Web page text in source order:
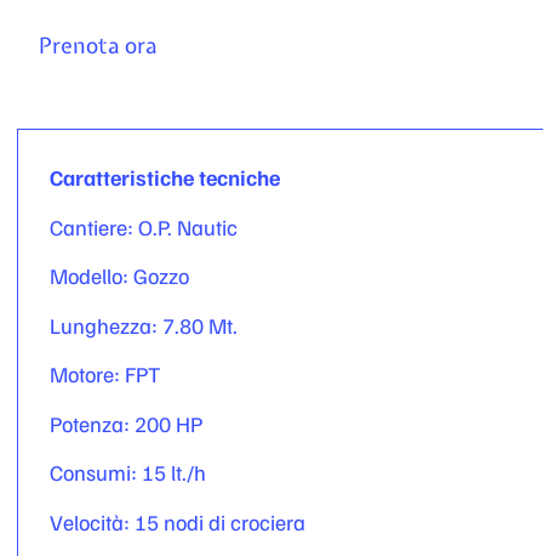
Prenota ora
Caratteristiche tecniche
Cantiere: O.P. Nautic
Modello: Gozzo
Lunghezza: 7.80 Mt.
Motore: FPT
Potenza: 200 HP
Consumi: 15 lt./h
Velocità: 15 nodi di crociera